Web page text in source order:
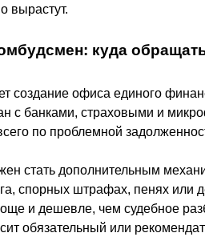
вырастут.
куда
создание офиса единого
с банками, страховыми и
по проблемной
стать дополнительным
спорных штрафах, пенях или
и дешевле, чем судебное
обязательный или